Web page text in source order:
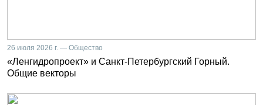
26 июля 2026 г. — Общество
«Ленгидропроект» и Санкт-Петербургский Горный.
Общие векторы